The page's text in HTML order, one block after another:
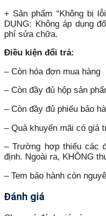
+ Sản phẩm “Không bị
DỤNG: Không áp dụng
phí sửa chữa.
Điều kiện đổi trả:
– Còn hóa đơn mua hàng
– Còn đầy đủ hộp sản
– Còn đầy đủ phiếu bảo
– Quà khuyến mãi có giá
– Trường hợp thiếu các
định. Ngoài ra, KHÔNG
– Tem bảo hành còn
Đánh giá